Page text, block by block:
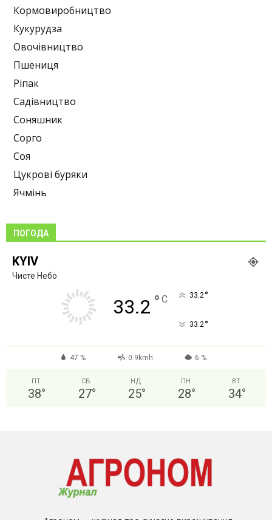
Кормовиробництво
Кукурудза
Овочівництво
Пшениця
Ріпак
Садівництво
Соняшник
Сорго
Соя
Цукрові буряки
Ячмінь
ПОГОДА
KYIV
Чисте Небо
33.2 ° C 33.2°
33.2°
47 % 0.9kmh 6 %
ПТ
38°
СБ
27°
НД
25°
ПН
28°
ВТ
34°